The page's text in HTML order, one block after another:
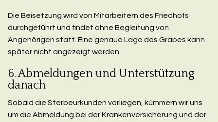
Die Beisetzung wird von Mitarbeitern des Friedhofs
durchgeführt und findet ohne Begleitung von
Angehörigen statt. Eine genaue Lage des Grabes kann
später nicht angezeigt werden.
6. Abmeldungen und Unterstützung
danach
Sobald die Sterbeurkunden vorliegen, kümmern wir uns
um die Abmeldung bei der Krankenversicherung und der